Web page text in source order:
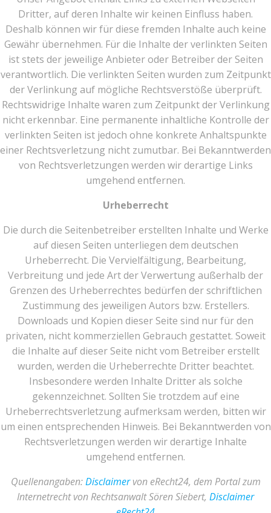
Dritter, auf deren Inhalte wir keinen Einfluss haben.
Deshalb können wir für diese fremden Inhalte auch keine
Gewähr übernehmen. Für die Inhalte der verlinkten Seiten
ist stets der jeweilige Anbieter oder Betreiber der Seiten
verantwortlich. Die verlinkten Seiten wurden zum Zeitpunkt
der Verlinkung auf mögliche Rechtsverstöße überprüft.
Rechtswidrige Inhalte waren zum Zeitpunkt der Verlinkung
nicht erkennbar. Eine permanente inhaltliche Kontrolle der
verlinkten Seiten ist jedoch ohne konkrete Anhaltspunkte
einer Rechtsverletzung nicht zumutbar. Bei Bekanntwerden
von Rechtsverletzungen werden wir derartige Links
umgehend entfernen.
Urheberrecht
Die durch die Seitenbetreiber erstellten Inhalte und Werke
auf diesen Seiten unterliegen dem deutschen
Urheberrecht. Die Vervielfältigung, Bearbeitung,
Verbreitung und jede Art der Verwertung außerhalb der
Grenzen des Urheberrechtes bedürfen der schriftlichen
Zustimmung des jeweiligen Autors bzw. Erstellers.
Downloads und Kopien dieser Seite sind nur für den
privaten, nicht kommerziellen Gebrauch gestattet. Soweit
die Inhalte auf dieser Seite nicht vom Betreiber erstellt
wurden, werden die Urheberrechte Dritter beachtet.
Insbesondere werden Inhalte Dritter als solche
gekennzeichnet. Sollten Sie trotzdem auf eine
Urheberrechtsverletzung aufmerksam werden, bitten wir
um einen entsprechenden Hinweis. Bei Bekanntwerden von
Rechtsverletzungen werden wir derartige Inhalte
umgehend entfernen.
Quellenangaben:Disclaimervon eRecht24, dem Portal zum
Internetrecht von Rechtsanwalt Sören Siebert, Disclaimer